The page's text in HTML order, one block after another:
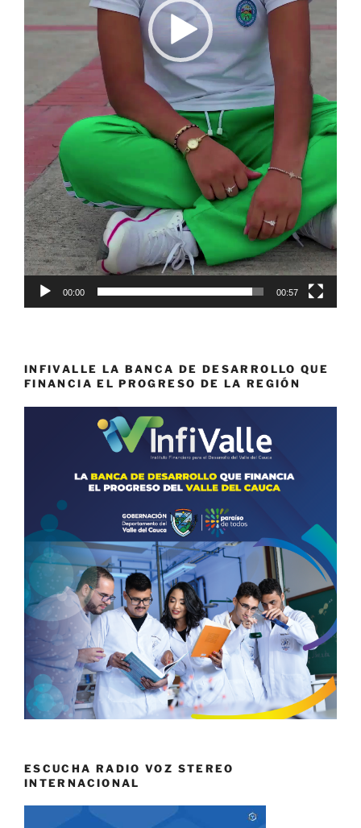
00:00 00:57
INFIVALLE LA BANCA DE DESARROLLO QUE
FINANCIA EL PROGRESO DE LA REGIÓN
ESCUCHA RADIO VOZ STEREO
INTERNACIONAL